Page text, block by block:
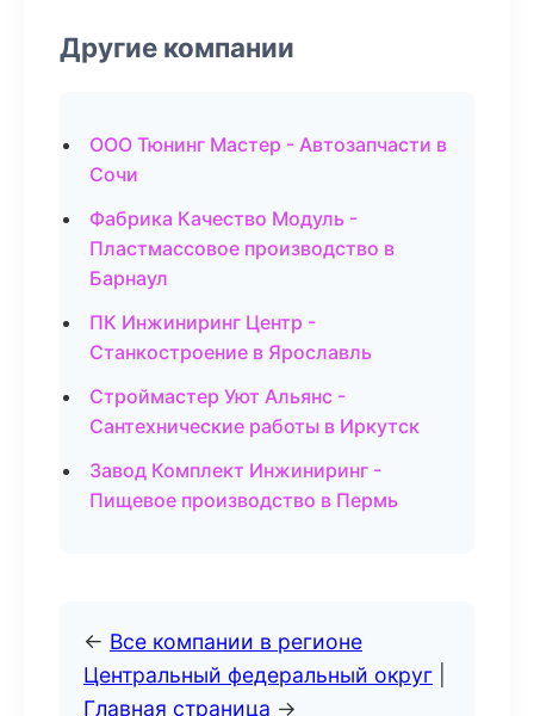
Другие компании
ООО Тюнинг Мастер - Автозапчасти в
Сочи
Фабрика Качество Модуль -
Пластмассовое производство в
Барнаул
ПК Инжиниринг Центр -
Станкостроение в Ярославль
Строймастер Уют Альянс -
Сантехнические работы в Иркутск
Завод Комплект Инжиниринг -
Пищевое производство в Пермь
← Все компании в регионе
Центральный федеральный округ
Главная страница →